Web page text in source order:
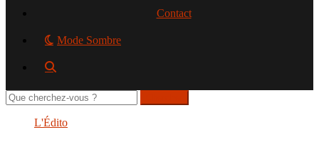
Contact
Mode Sombre
Rechercher
sur
L'Édito